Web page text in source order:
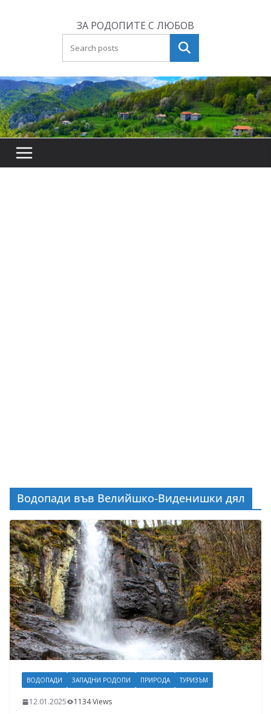
ЗА РОДОПИТЕ С ЛЮБОВ
Търсене
Водопади във Велийшко-Виденишки дял
ВОДОПАДИ ЗАПАДНИ РОДОПИ ПРИРОДА ТУРИЗЪМ
12.01.2025 1134 Views